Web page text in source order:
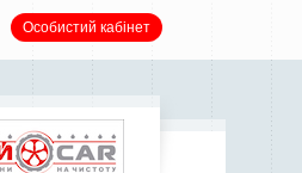
Особистий кабінет